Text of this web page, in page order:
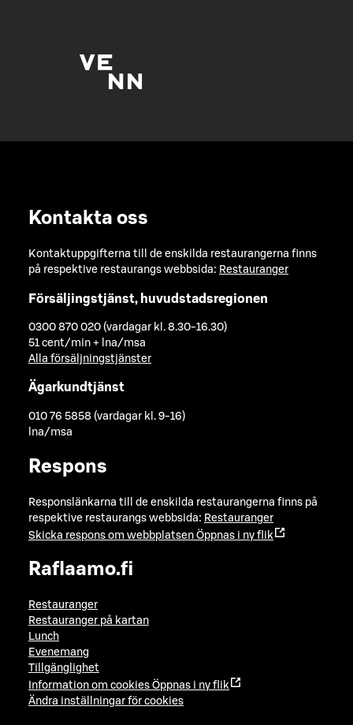
Kontakta oss
Kontaktuppgifterna till de enskilda restaurangerna finns
på respektive restaurangs webbsida: Restauranger
Försäljingstjänst, huvudstadsregionen
0300 870 020 (vardagar kl. 8.30-16.30)
51 cent/min + lna/msa
Alla försäljningstjänster
Ägarkundtjänst
010 76 5858 (vardagar kl. 9-16)
lna/msa
Respons
Responslänkarna till de enskilda restaurangerna finns på
respektive restaurangs webbsida: Restauranger
Skicka respons om webbplatsen Öppnas i ny flik
Raflaamo.fi
Restauranger
Restauranger på kartan
Lunch
Evenemang
Tillgänglighet
Information om cookies Öppnas i ny flik
Ändra inställningar för cookies